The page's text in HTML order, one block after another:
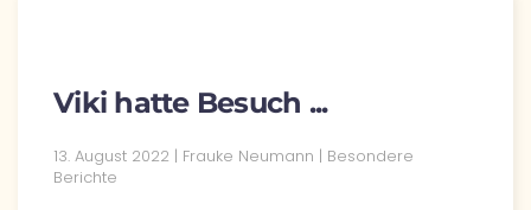
Viki hatte Besuch ...
13. August 2022 | Frauke Neumann | Besondere
Berichte